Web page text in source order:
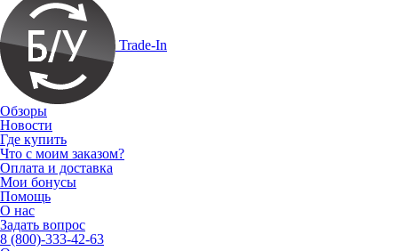
Trade-In
Обзоры
Новости
Где купить
Что с моим заказом?
Оплата и доставка
Мои бонусы
Помощь
О нас
Задать вопрос
8 (800)-333-42-63